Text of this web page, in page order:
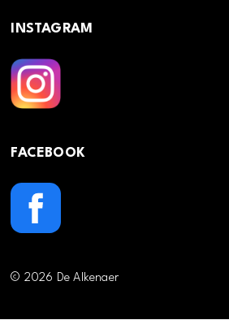
INSTAGRAM
FACEBOOK
© 2026 De Alkenaer